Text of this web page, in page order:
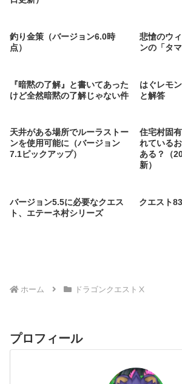
釣り金策（バージョン6.0時
点）
悲愴のウ
ンの「タ
『暗黙の了解』と書いてあった
けど全然暗黙の了解じゃない件
はぐレモ
と解答
天井がある場所でルーラストー
ンを使用可能に（バージョン
7.1ピックアップ）
住宅村固
れている
ある？（
新）
バージョン5.5に必要なクエス
ト、エテーネ村シリーズ
クエスト
ホーム ドラゴンクエストⅩ
プロフィール